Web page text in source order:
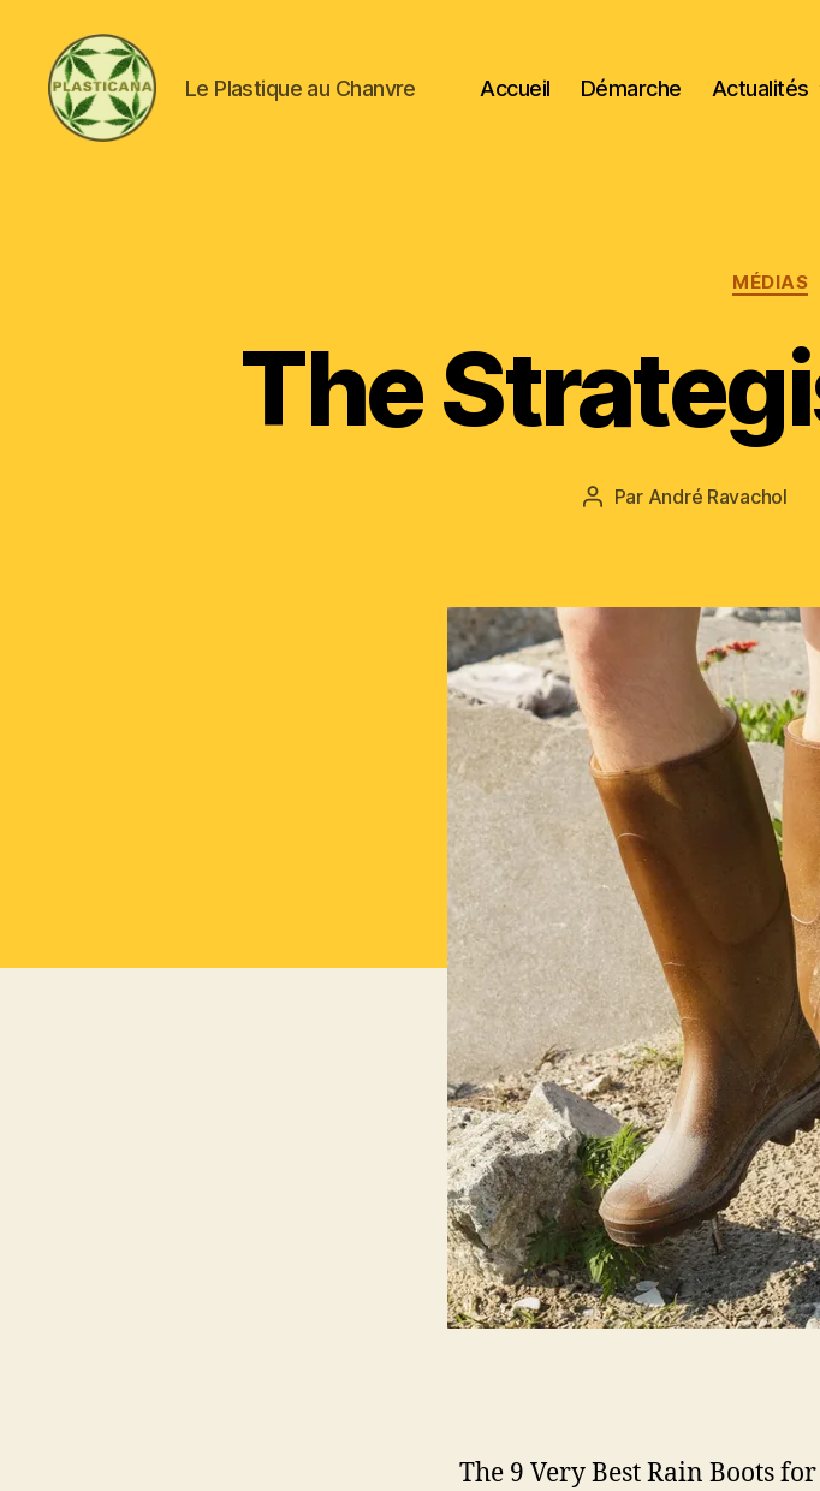
Le Plastique au Chanvre Accueil Démarche Actualités
MÉDIAS
The
Auteur
Par André Ravachol
The 9 Very Best Rain Boots